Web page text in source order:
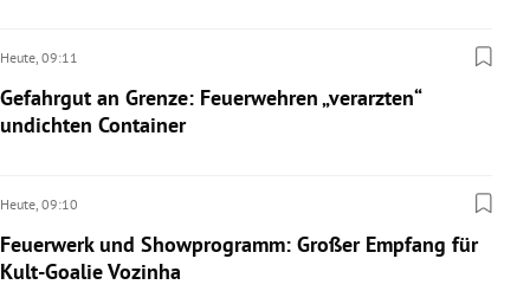
Heute, 09:11
Gefahrgut an Grenze: Feuerwehren „verarzten“
undichten Container
Heute, 09:10
Feuerwerk und Showprogramm: Großer Empfang für
Kult-Goalie Vozinha